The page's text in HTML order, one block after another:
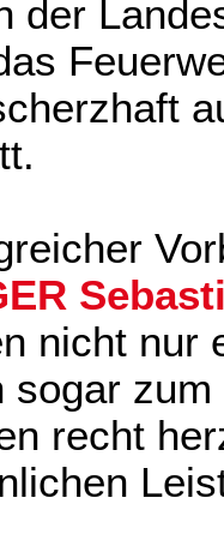
der
nicht nur
sogar zum
recht